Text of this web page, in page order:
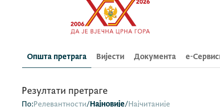
Општа претрага Вијести Документа e-
Резултати претраге
По:Релевантности/Најновије/Најчитаније